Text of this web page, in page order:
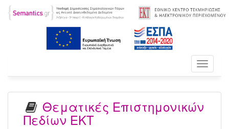
Toggle
Θεματικές Επιστημονικών
Πεδίων ΕΚΤ